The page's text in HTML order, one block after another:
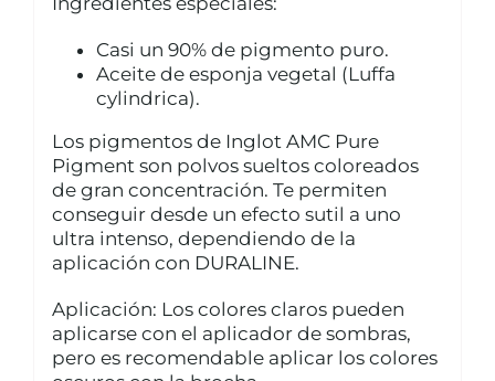
Casi un 90% de pigmento puro.
Aceite de esponja vegetal (Luffa
cylindrica).
Los pigmentos de Inglot AMC Pure
Pigment son polvos sueltos coloreados
de gran concentración. Te permiten
conseguir desde un efecto sutil a uno
ultra intenso, dependiendo de la
aplicación con DURALINE.
Aplicación: Los colores claros pueden
aplicarse con el aplicador de sombras,
pero es recomendable aplicar los colores